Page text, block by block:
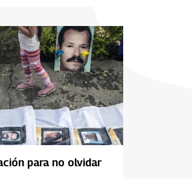
para no olvidar